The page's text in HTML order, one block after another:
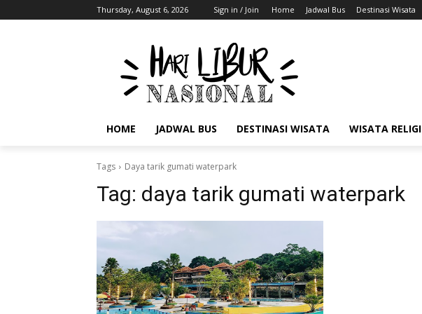
Thursday, August 6, 2026 Sign in / Join Home Jadwal Bus Destinasi Wisata
HOME JADWAL BUS DESTINASI WISATA WISATA RELIGI
Tags Daya tarik gumati waterpark
Tag: daya tarik gumati waterpark